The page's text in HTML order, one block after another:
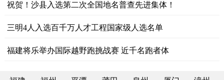
祝贺！沙县入选第二次全国地名普查先进集体！
三明4人入选百千万人才工程国家级人选名单
福建将乐举办国际越野跑挑战赛 近千名跑者体